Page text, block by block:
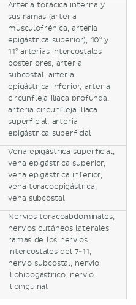
Arteria torácica interna y
sus ramas (arteria
musculofrénica, arteria
epigástrica superior), 10⁰ y
11⁰ arterias intercostales
posteriores, arteria
subcostal, arteria
epigástrica inferior, arteria
circunfleja ilíaca profunda,
arteria circunfleja ilíaca
superficial, arteria
epigástrica superficial
Vena epigástrica superficial,
vena epigástrica superior,
vena epigástrica inferior,
vena toracoepigástrica,
vena subcostal
Nervios toracoabdominales,
nervios cutáneos laterales
ramas de los nervios
intercostales del 7-11,
nervio subcostal, nervio
iliohipogástrico, nervio
ilioinguinal